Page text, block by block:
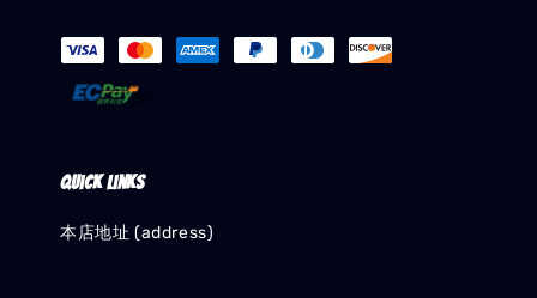
Quick links
本店地址 (address)